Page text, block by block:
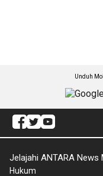
Unduh
Jelajahi ANTARA News
Hukum